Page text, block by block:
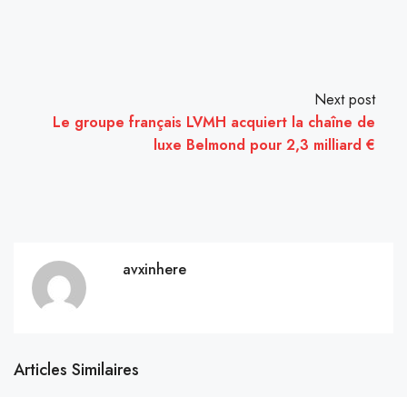
Next post
Le groupe français LVMH acquiert la chaîne de
luxe Belmond pour 2,3 milliard €
avxinhere
Articles Similaires